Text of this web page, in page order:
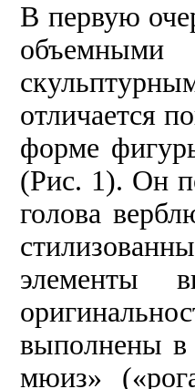
В первую
отличается
форме
(Рис. 1). Он
голова
элементы
выполнены в
мюиз»